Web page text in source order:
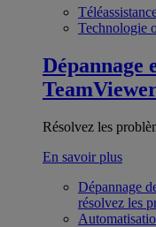
Technologie
Dépannage
Résolvez les
En savoir plus
Dépannage
résolvez les